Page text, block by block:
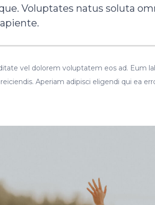
Voluptates natus soluta
vel dolorem voluptatem eos ad. Eum
Aperiam adipisci eligendi qui ea